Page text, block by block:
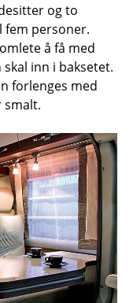
og to
fem personer.
å få med
inn i baksetet.
forlenges med
smalt.